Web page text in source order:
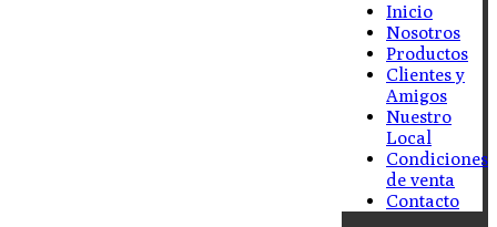
Inicio
Nosotros
Productos
Clientes y
Amigos
Nuestro
Local
Condiciones
de venta
Contacto